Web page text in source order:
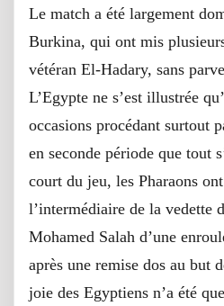
Le match a été largement
Burkina, qui ont mis
vétéran El-Hadary, sans
L’Egypte ne s’est illustrée
occasions procédant surtout
en seconde période que tout
court du jeu, les Pharaons
l’intermédiaire de la vedette
Mohamed Salah d’une
après une remise dos au but
joie des Egyptiens n’a été